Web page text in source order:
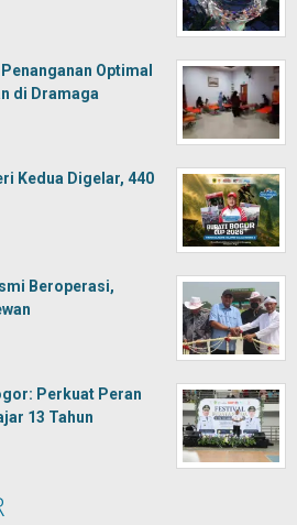
Optimal
di Dramaga
Kedua Digelar, 440
Beroperasi,
Perkuat Peran
13 Tahun